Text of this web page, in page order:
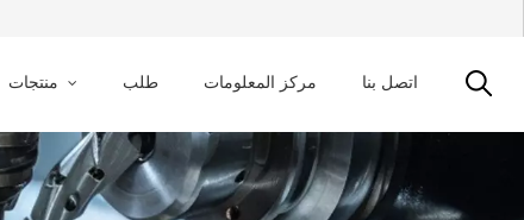
طلب مركز المعلومات اتصل بنا